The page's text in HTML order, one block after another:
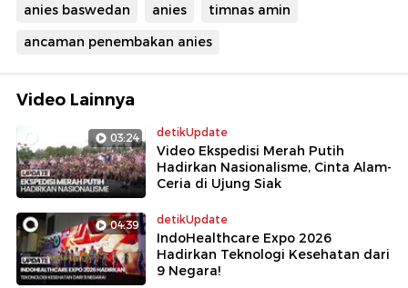
anies baswedan anies
timnas amin
ancaman penembakan anies
Video Lainnya
03:24 detikUpdate
Video Ekspedisi Merah Putih
Hadirkan Nasionalisme, Cinta Alam-
Ceria di Ujung Siak
04:39 detikUpdate
IndoHealthcare Expo 2026
Hadirkan Teknologi Kesehatan dari
9 Negara!